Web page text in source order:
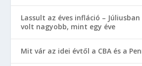
Lassult az éves infláció –
volt nagyobb, mint egy éve
Mit vár az idei évtől a CBA és a